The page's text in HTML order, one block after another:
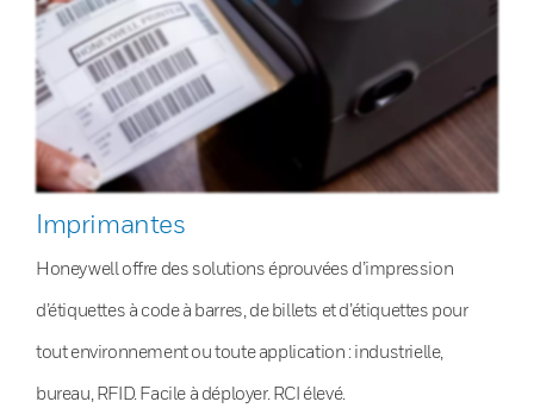
Imprimantes
Honeywell offre des solutions éprouvées d’impression
d’étiquettes à code à barres, de billets et d’étiquettes pour
tout environnement ou toute application : industrielle,
bureau, RFID. Facile à déployer. RCI élevé.